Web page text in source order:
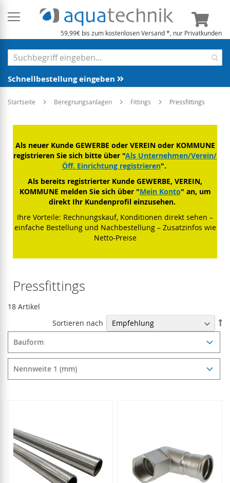
59,99€ bis zum kostenlosen Versand *, nur Privatkunden
Mein
Schnellbestellung eingeben
Startseite Beregnungsanlagen Fittings Pressfittings
Als neuer Kunde GEWERBE oder VEREIN oder KOMMUNE
registrieren Sie sich bitte über "Als Unternehmen/Verein/
Öff. Einrichtung registrieren".
Als bereits registrierter Kunde GEWERBE, VEREIN,
KOMMUNE melden Sie sich über "Mein Konto" an, um
direkt Ihr Kundenprofil einzusehen.
Ihre Vorteile: Rechnungskauf, Konditionen direkt sehen –
einfache Bestellung und Nachbestellung – Zusatzinfos wie
Netto-Preise
Pressfittings
18 Artikel
Sortieren nach
In
Bauform
Nennweite 1 (mm)